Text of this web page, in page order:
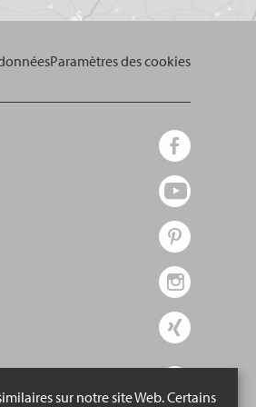
sur notre site Web. Certains
Paramètres des cookies